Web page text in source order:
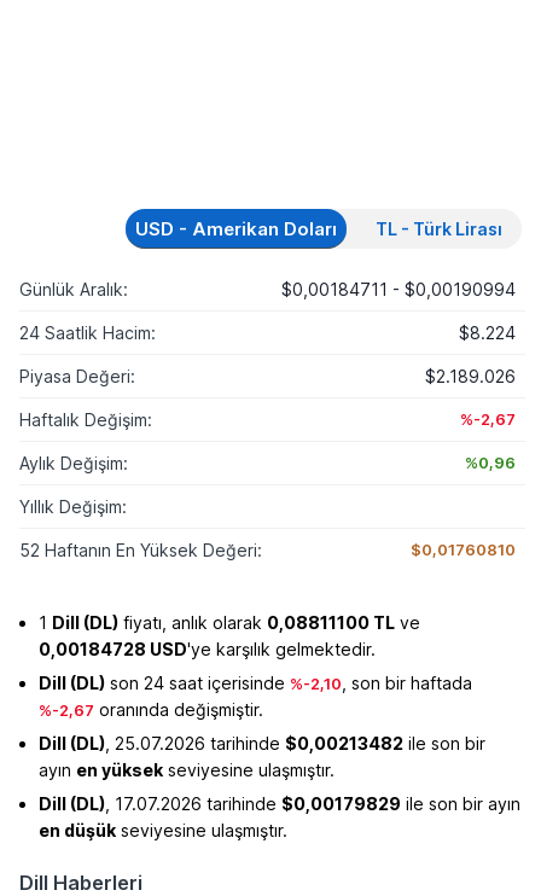
USD - Amerikan Doları TL - Türk Lirası
Günlük Aralık: $0,00184711 - $0,00190994
24 Saatlik Hacim: $8.224
Piyasa Değeri: $2.189.026
Haftalık Değişim: %-2,67
Aylık Değişim: %0,96
Yıllık Değişim:
52 Haftanın En Yüksek Değeri: $0,01760810
1 Dill (DL) fiyatı, anlık olarak 0,08811100 TL ve
0,00184728 USD'ye karşılık gelmektedir.
Dill (DL) son 24 saat içerisinde %-2,10 , son bir haftada
%-2,67 oranında değişmiştir.
Dill (DL) , 25.07.2026 tarihinde $0,00213482 ile son bir
ayın en yüksek seviyesine ulaşmıştır.
Dill (DL) , 17.07.2026 tarihinde $0,00179829 ile son bir ayın
en düşük seviyesine ulaşmıştır.
Dill Haberleri